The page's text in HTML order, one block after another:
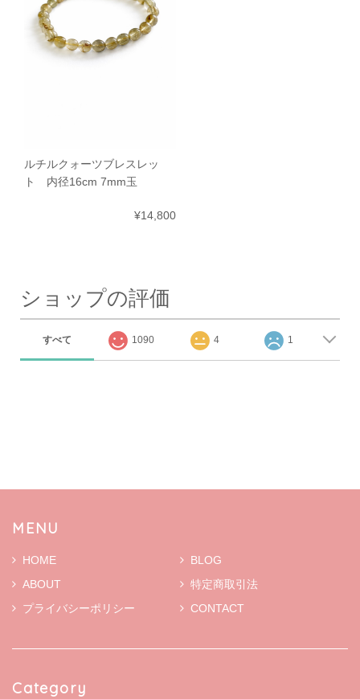
ルチルクォーツブレスレッ
ト 内径16cm 7mm玉
¥14,800
ショップの評価
すべて 1090 4 1
MENU
HOME
BLOG
ABOUT
特定商取引法
プライバシーポリシー
CONTACT
Category